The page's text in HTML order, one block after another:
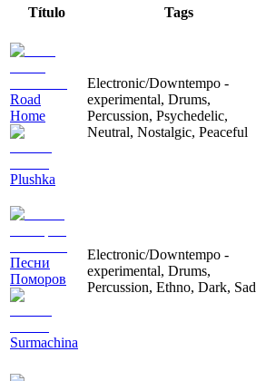
Título Tags
Road
Home
Plushka
Electronic/Downtempo -
experimental, Drums,
Percussion, Psychedelic,
Neutral, Nostalgic, Peaceful
Песни
Поморов
Surmachina
Electronic/Downtempo -
experimental, Drums,
Percussion, Ethno, Dark, Sad